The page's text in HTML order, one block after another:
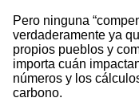
Pero ninguna
verdaderamente ya
propios pueblos y
importa cuán
números y los
carbono.